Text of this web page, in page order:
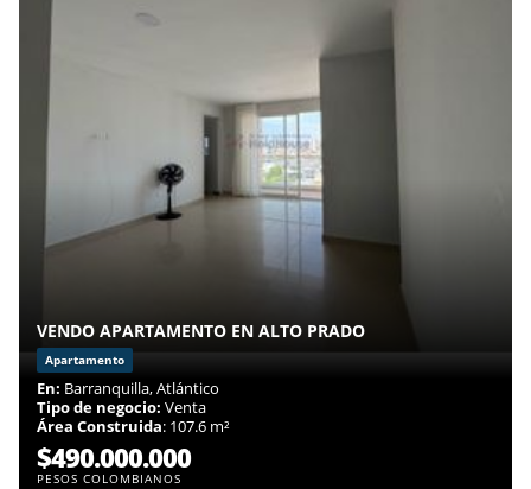
VENDO APARTAMENTO EN ALTO PRADO
Apartamento
En: Barranquilla, Atlántico
Tipo de negocio: Venta
Área Construida: 107.6 m²
$490.000.000
PESOS COLOMBIANOS